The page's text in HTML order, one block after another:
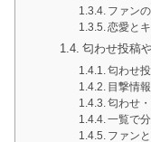
ファン
恋愛と
匂わせ投稿
匂わせ
目撃情
匂わせ
一覧で
ファン